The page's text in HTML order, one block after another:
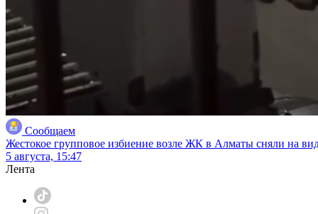
Сообщаем
Жестокое групповое избиение возле ЖК в Алматы сняли на
5 августа, 15:47
Лента